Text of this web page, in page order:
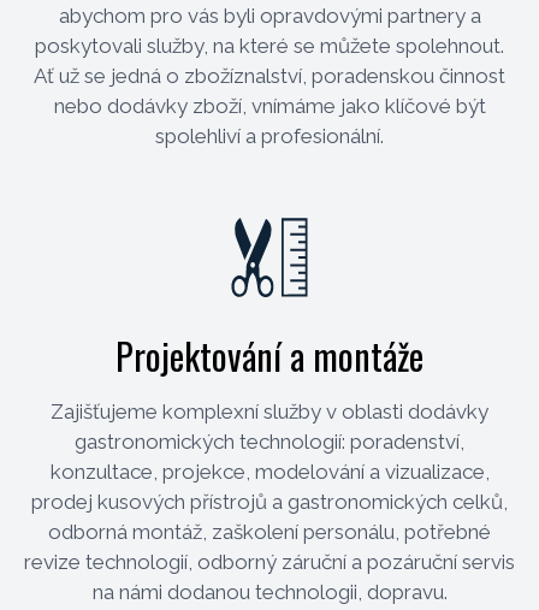
abychom pro vás byli opravdovými partnery a
poskytovali služby, na které se můžete spolehnout.
Ať už se jedná o zbožíznalství, poradenskou činnost
nebo dodávky zboží, vnímáme jako klíčové být
spolehliví a profesionální.
Projektování a montáže
Zajišťujeme komplexní služby v oblasti dodávky
gastronomických technologií: poradenství,
konzultace, projekce, modelování a vizualizace,
prodej kusových přístrojů a gastronomických celků,
odborná montáž, zaškolení personálu, potřebné
revize technologií, odborný záruční a pozáruční servis
na námi dodanou technologii, dopravu.